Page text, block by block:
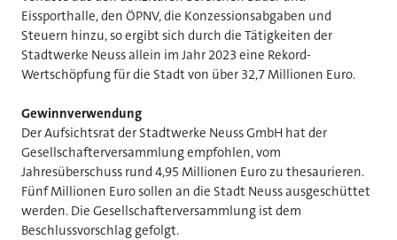
Eissporthalle, den ÖPNV, die Konzessionsabgaben und
Steuern hinzu, so ergibt sich durch die Tätigkeiten der
Stadtwerke Neuss allein im Jahr 2023 eine Rekord-
Wertschöpfung für die Stadt von über 32,7 Millionen Euro.
Gewinnverwendung
Der Aufsichtsrat der Stadtwerke Neuss GmbH hat der
Gesellschafterversammlung empfohlen, vom
Jahresüberschuss rund 4,95 Millionen Euro zu thesaurieren.
Fünf Millionen Euro sollen an die Stadt Neuss ausgeschüttet
werden. Die Gesellschafterversammlung ist dem
Beschlussvorschlag gefolgt.